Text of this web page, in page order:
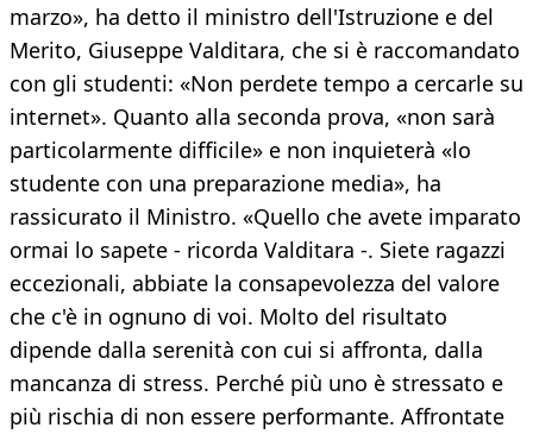
marzo», ha detto il ministro dell'Istruzione e del
Merito, Giuseppe Valditara, che si è raccomandato
con gli studenti: «Non perdete tempo a cercarle su
internet». Quanto alla seconda prova, «non sarà
particolarmente difficile» e non inquieterà «lo
studente con una preparazione media», ha
rassicurato il Ministro. «Quello che avete imparato
ormai lo sapete - ricorda Valditara -. Siete ragazzi
eccezionali, abbiate la consapevolezza del valore
che c'è in ognuno di voi. Molto del risultato
dipende dalla serenità con cui si affronta, dalla
mancanza di stress. Perché più uno è stressato e
più rischia di non essere performante. Affrontate